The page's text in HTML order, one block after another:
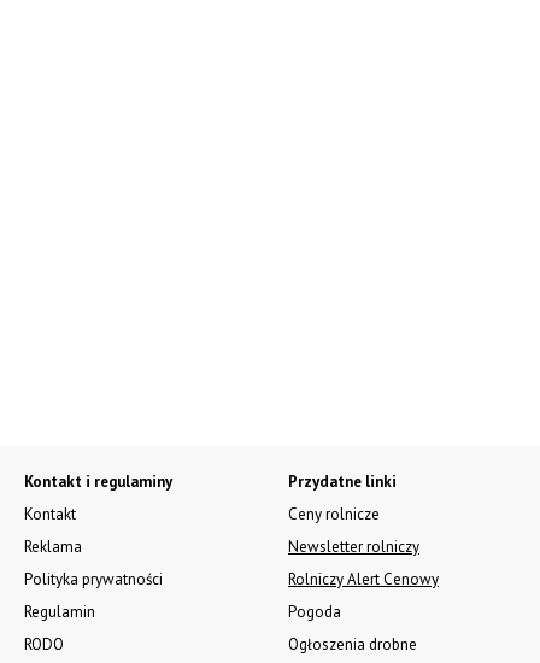
Kontakt i regulaminy
Kontakt
Reklama
Polityka prywatności
Regulamin
RODO
Przydatne linki
Ceny rolnicze
Newsletter rolniczy
Rolniczy Alert Cenowy
Pogoda
Ogłoszenia drobne